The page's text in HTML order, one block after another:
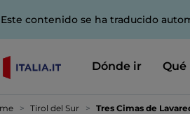
Este contenido se ha traducido
Dónde ir Qué
Tirol del Sur Tres Cimas de